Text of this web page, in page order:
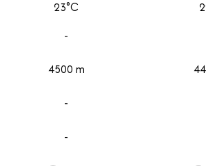
23°C
-
4500 m
-
-